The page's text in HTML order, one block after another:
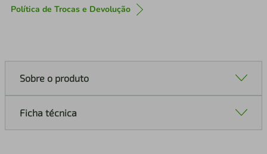
Política de Trocas e Devolução
Sobre o produto
Ficha técnica